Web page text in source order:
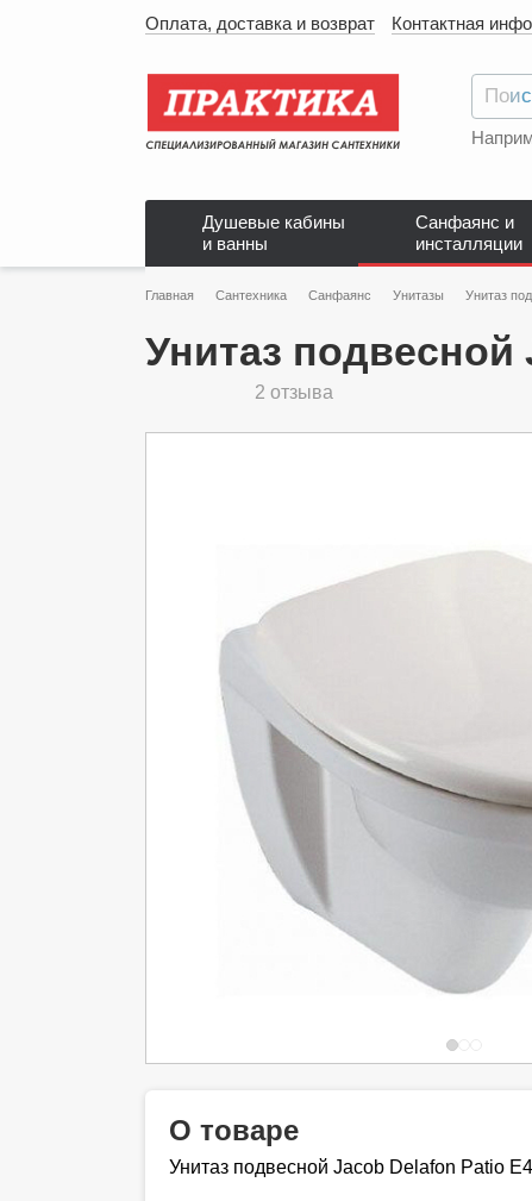
Оплата, доставка и возврат Контактная
Душевые кабины
и ванны
Санфаянс и
инсталляции
Главная Сантехника Санфаянс Унитазы Унитаз
Унитаз подвесной
2 отзыва
О товаре
Унитаз подвесной Jacob Delafon Patio